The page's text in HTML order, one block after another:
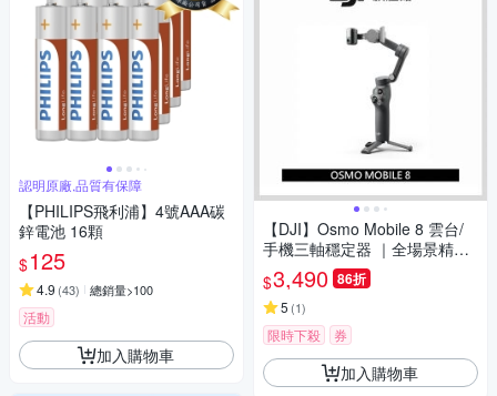
認明原廠,品質有保障
【PHILIPS飛利浦】4號AAA碳
鋅電池 16顆
$125
4.9 (43) 總銷量>100
活動
加入購物車
【DJI】Osmo Mobile 8 雲台/
手機三軸穩定器 ｜全場景精準
跟拍｜內建延長桿腳架
$3,490 86折
5 (1)
限時下殺 券
加入購物車